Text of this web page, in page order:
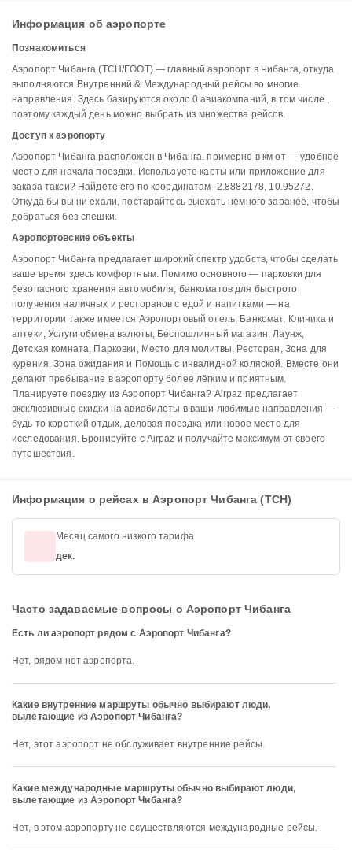
Информация об аэропорте
Познакомиться
Аэропорт Чибанга (TCH/FOOT) — главный аэропорт в Чибанга, откуда
выполняются Внутренний & Международный рейсы во многие
направления. Здесь базируются около 0 авиакомпаний, в том числе ,
поэтому каждый день можно выбрать из множества рейсов.
Доступ к аэропорту
Аэропорт Чибанга расположен в Чибанга, примерно в км от — удобное
место для начала поездки. Используете карты или приложение для
заказа такси? Найдёте его по координатам -2.8882178, 10.95272.
Откуда бы вы ни ехали, постарайтесь выехать немного заранее, чтобы
добраться без спешки.
Аэропортовские объекты
Аэропорт Чибанга предлагает широкий спектр удобств, чтобы сделать
ваше время здесь комфортным. Помимо основного — парковки для
безопасного хранения автомобиля, банкоматов для быстрого
получения наличных и ресторанов с едой и напитками — на
территории также имеется Аэропортовый отель, Банкомат, Клиника и
аптеки, Услуги обмена валюты, Беспошлинный магазин, Лаунж,
Детская комната, Парковки, Место для молитвы, Ресторан, Зона для
курения, Зона ожидания и Помощь с инвалидной коляской. Вместе они
делают пребывание в аэропорту более лёгким и приятным.
Планируете поездку из Аэропорт Чибанга? Airpaz предлагает
эксклюзивные скидки на авиабилеты в ваши любимые направления —
будь то короткий отдых, деловая поездка или новое место для
исследования. Бронируйте с Airpaz и получайте максимум от своего
путешествия.
Информация о рейсах в Аэропорт Чибанга (TCH)
Месяц самого низкого тарифа
дек.
Часто задаваемые вопросы о Аэропорт Чибанга
Есть ли аэропорт рядом с Аэропорт Чибанга?
Нет, рядом нет аэропорта.
Какие внутренние маршруты обычно выбирают люди,
вылетающие из Аэропорт Чибанга?
Нет, этот аэропорт не обслуживает внутренние рейсы.
Какие международные маршруты обычно выбирают люди,
вылетающие из Аэропорт Чибанга?
Нет, в этом аэропорту не осуществляются международные рейсы.